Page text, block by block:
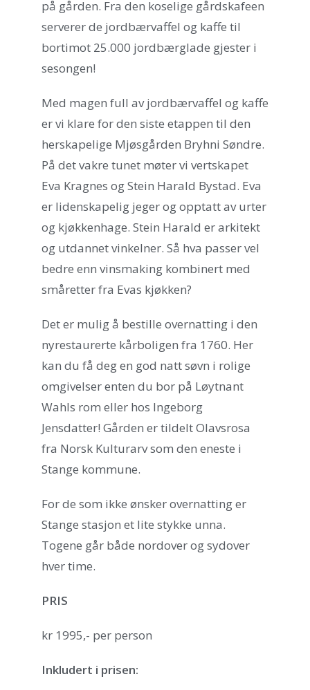
på gården. Fra den koselige gårdskafeen
serverer de jordbærvaffel og kaffe til
bortimot 25.000 jordbærglade gjester i
sesongen!
Med magen full av jordbærvaffel og kaffe
er vi klare for den siste etappen til den
herskapelige Mjøsgården Bryhni Søndre.
På det vakre tunet møter vi vertskapet
Eva Kragnes og Stein Harald Bystad. Eva
er lidenskapelig jeger og opptatt av urter
og kjøkkenhage. Stein Harald er arkitekt
og utdannet vinkelner. Så hva passer vel
bedre enn vinsmaking kombinert med
småretter fra Evas kjøkken?
Det er mulig å bestille overnatting i den
nyrestaurerte kårboligen fra 1760. Her
kan du få deg en god natt søvn i rolige
omgivelser enten du bor på Løytnant
Wahls rom eller hos Ingeborg
Jensdatter! Gården er tildelt Olavsrosa
fra Norsk Kulturarv som den eneste i
Stange kommune.
For de som ikke ønsker overnatting er
Stange stasjon et lite stykke unna.
Togene går både nordover og sydover
hver time.
PRIS
kr 1995,- per person
Inkludert i prisen: